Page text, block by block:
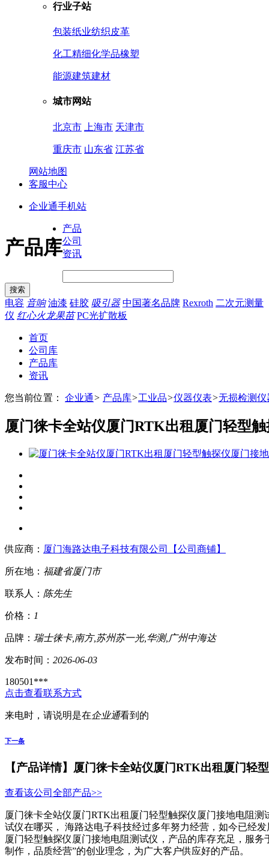
行业子站
包装纸业纺织皮革
化工精细化学品橡塑
能源建筑建材
城市网站
北京市 上海市 天津市
重庆市 山东省 江苏省
网站地图
客服中心
企业通手机站
产品库
产品
公司
资讯
电容 音响 油漆 硅胶 吸引器 中国著名品牌 Rexroth 二次元测量
仪 红心火龙果苗 PC光扩散板
首页
公司库
产品库
资讯
您当前位置： 企业通> 产品库>工业品>仪器仪表>无损检测仪
厦门徕卡全站仪厦门RTK出租厦门轻型
供应商： 厦门海路达电子科技有限公司【公司商铺】
所在地： 福建省厦门市
联系人： 陈先生
价格： 1
品牌： 瑞士徕卡,南方,苏州苏一光,华测,广州中海达
发布时间： 2026-06-03
180501***
点击查看联系方式
来电时，请说明是在企业通看到的
下一条
【产品详情】 厦门徕卡全站仪厦门RTK出租厦门轻
查看该公司全部产品>>
厦门徕卡全站仪厦门RTK出租厦门轻型触探仪厦门接地电阻
试仪在哪买， 海路达电子科技经过多年努力经营，如今已经
厦门轻型触探仪厦门接地电阻测试仪，产品的库存充足，服
制作，品质经营”的创业理念，为广大客户供应好的产品。